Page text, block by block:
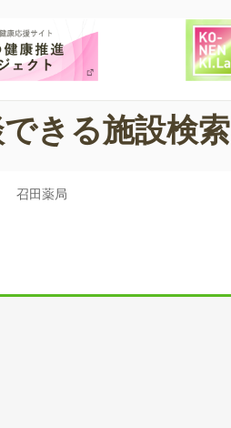
きる施設検索
召田薬局